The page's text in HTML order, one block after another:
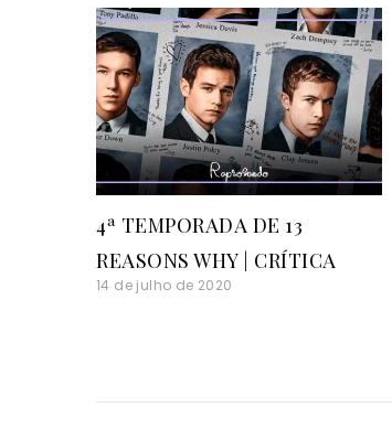
4ª TEMPORADA DE 13
REASONS WHY | CRÍTICA
14 de julho de 2020